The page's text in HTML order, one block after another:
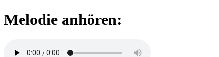
Melodie anhören: